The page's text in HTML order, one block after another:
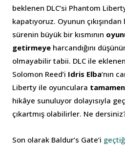
beklenen DLC’si Phantom
kapatıyoruz. Oyunun
sürenin büyük bir kısmının
getirmeye harcandığını
olmayabilir tabii. DLC ile
Solomon Reed’i Idris Elba‘nın
Liberty ile oyunculara
hikâye sunuluyor dolayısıyla
çıkartmış olabilirler. Ne
Son olarak Baldur’s Gate’i